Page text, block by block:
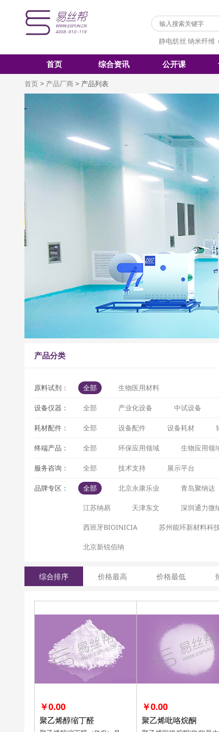
静电纺丝 纳米纤维
首页 综合资讯 公开课
首页 > 产品厂商 > 产品列表
产品分类
原料试剂： 全部 生物医用材料
设备仪器： 全部 产业化设备 中试设备
耗材配件： 全部 设备配件 设备耗材
终端产品： 全部 环保应用领域 生物应用领
服务咨询： 全部 技术支持 展示平台
品牌专区： 全部 北京永康乐业 青岛聚纳达
江苏纳易 天津东文 深圳通力微
西班牙BIOINICIA 苏州能环新材料科
北京新锐佰纳
综合排序 价格最高 价格最低
￥0.00
聚乙烯醇缩丁醛
￥0.00
聚乙烯吡咯烷酮